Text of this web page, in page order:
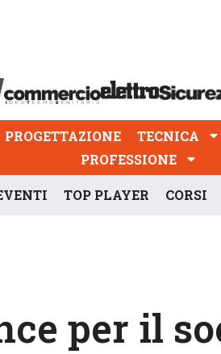
PROGETTAZIONE TECNICA
PROFESSIONE
TOP PLAYER CORSI
per il